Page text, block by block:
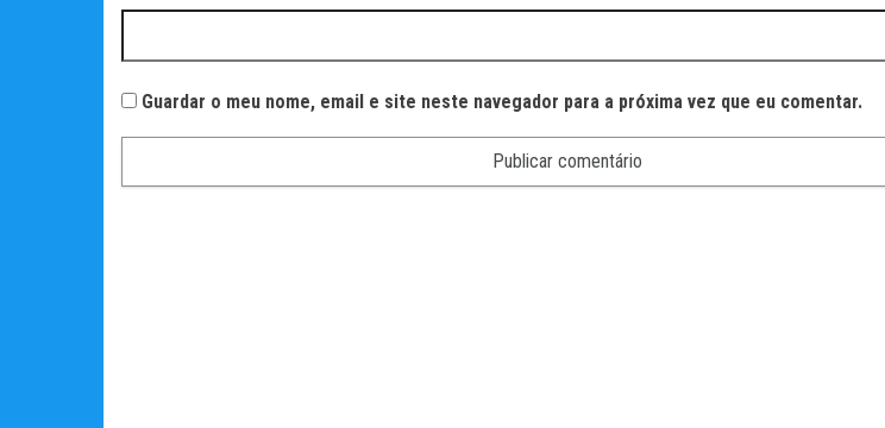
Guardar o meu nome, email e site neste navegador para a próxima vez que eu comentar.